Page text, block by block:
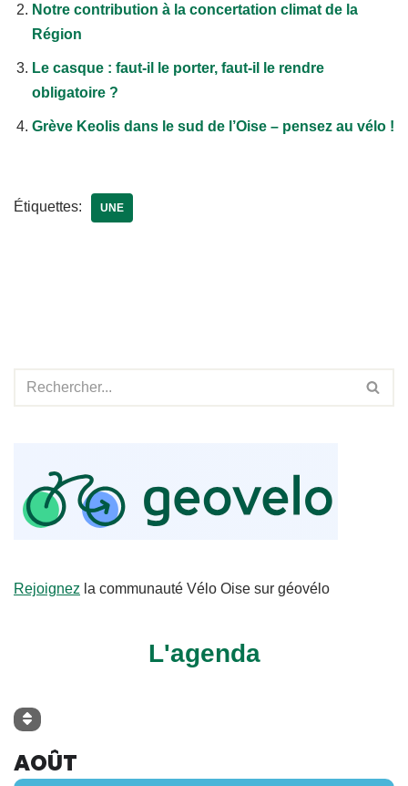
Notre contribution à la concertation climat de la
Région
Le casque : faut-il le porter, faut-il le rendre
obligatoire ?
Grève Keolis dans le sud de l’Oise – pensez au vélo !
Étiquettes: UNE
Rejoignez la communauté Vélo Oise sur géovélo
L'agenda
AOÛT